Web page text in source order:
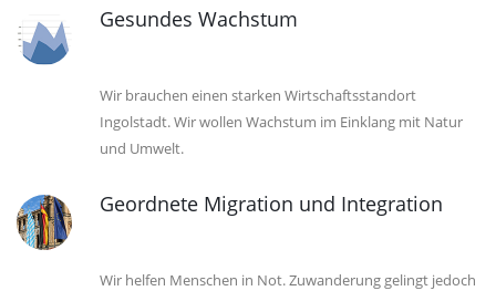
Gesundes Wachstum
Wir brauchen einen starken Wirtschaftsstandort
Ingolstadt. Wir wollen Wachstum im Einklang mit Natur
und Umwelt.
Geordnete Migration und Integration
Wir helfen Menschen in Not. Zuwanderung gelingt jedoch